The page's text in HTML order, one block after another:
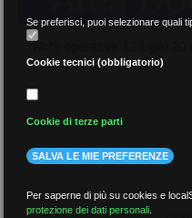
Nota operativa 13 luglio
13 Luglio 2010
Se preferisci, puoi selezionare quali
Cookie tecnici (obbligatorio)
Cookie di terze parti
SALVA LE MIE PREFERENZE
Per saperne di più su cookies e
protezione dei dati personali